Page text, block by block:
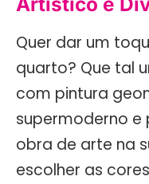
Quer dar um
quarto? Que tal
com pintura
supermoderno e
obra de arte na
escolher as